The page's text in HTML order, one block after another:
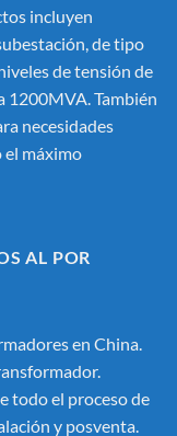
incluyen
de tipo
de tensión de
1200MVA. También
necesidades
el máximo
AL POR
en China.
todo el proceso de
y posventa.